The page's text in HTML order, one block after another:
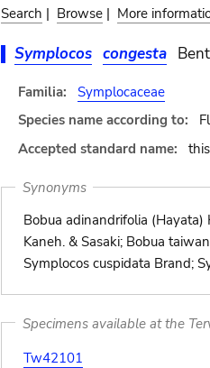
Search | Browse | More
Symplocos congesta
Familia:
Symplocaceae
Species name according to:
Accepted standard name:
Synonyms
Bobua adinandrifolia (Hayata)
Kaneh. & Sasaki; Bobua
Symplocos cuspidata Brand;
Specimens available at the
Tw42101